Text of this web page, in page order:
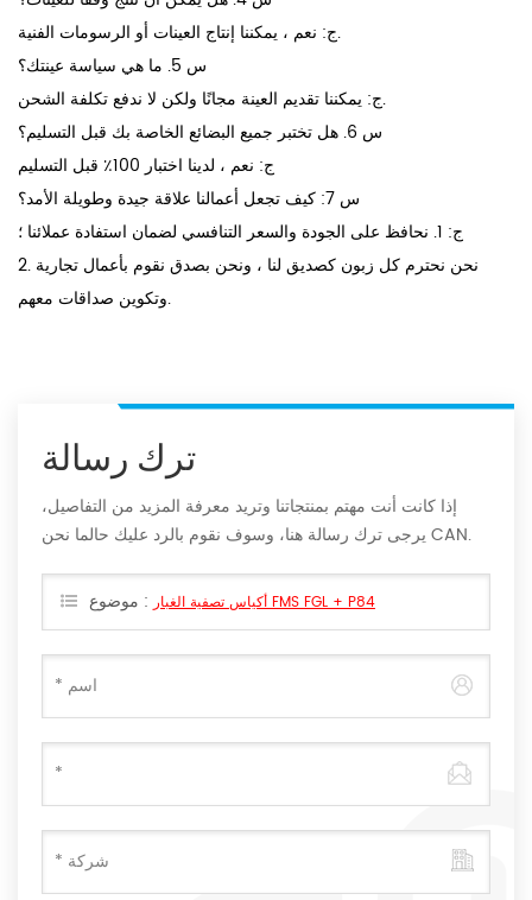
ج: نعم ، يمكننا إنتاج العينات أو الرسومات الفنية.
س 5. ما هي سياسة عينتك؟
ج: يمكننا تقديم العينة مجانًا ولكن لا ندفع تكلفة الشحن.
س 6. هل تختبر جميع البضائع الخاصة بك قبل التسليم؟
ج: نعم ، لدينا اختبار 100٪ قبل التسليم
س 7: كيف تجعل أعمالنا علاقة جيدة وطويلة الأمد؟
ج: 1. نحافظ على الجودة والسعر التنافسي لضمان استفادة عملائنا ؛
2. نحن نحترم كل زبون كصديق لنا ، ونحن بصدق نقوم بأعمال تجارية
وتكوين صداقات معهم.
ترك رسالة
إذا كانت أنت مهتم بمنتجاتنا وتريد معرفة المزيد من التفاصيل،
يرجى ترك رسالة هنا، وسوف نقوم بالرد عليك حالما نحن CAN.
موضوع : أكياس تصفية الغبار FMS FGL + P84